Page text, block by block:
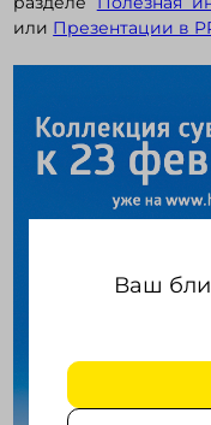
Ваш
или Презентации в